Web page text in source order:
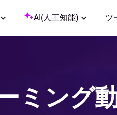
AI(人工知能) ツ
ミング